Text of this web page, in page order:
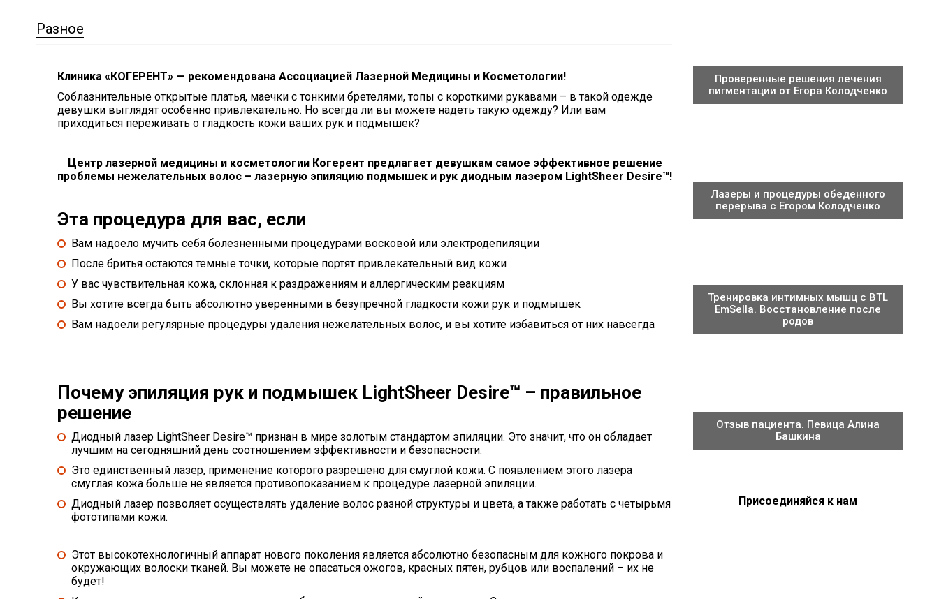
Разное
Клиника «КОГЕРЕНТ» — рекомендована Ассоциацией Лазерной Медицины и Косметологии!
Соблазнительные открытые платья, маечки с тонкими бретелями, топы с короткими рукавами – в такой одежде
девушки выглядят особенно привлекательно. Но всегда ли вы можете надеть такую одежду? Или вам
приходиться переживать о гладкость кожи ваших рук и подмышек?
Центр лазерной медицины и косметологии Когерент предлагает девушкам самое эффективное решение
проблемы нежелательных волос – лазерную эпиляцию подмышек и рук диодным лазером LightSheer Desire™!
Эта процедура для вас, если
Вам надоело мучить себя болезненными процедурами восковой или электродепиляции
После бритья остаются темные точки, которые портят привлекательный вид кожи
У вас чувствительная кожа, склонная к раздражениям и аллергическим реакциям
Вы хотите всегда быть абсолютно уверенными в безупречной гладкости кожи рук и подмышек
Вам надоели регулярные процедуры удаления нежелательных волос, и вы хотите избавиться от них навсегда
Почему эпиляция рук и подмышек LightSheer Desire™ – правильное
решение
Диодный лазер LightSheer Desire™ признан в мире золотым стандартом эпиляции. Это значит, что он обладает
лучшим на сегодняшний день соотношением эффективности и безопасности.
Это единственный лазер, применение которого разрешено для смуглой кожи. С появлением этого лазера
смуглая кожа больше не является противопоказанием к процедуре лазерной эпиляции.
Диодный лазер позволяет осуществлять удаление волос разной структуры и цвета, а также работать с четырьмя
фототипами кожи.
Этот высокотехнологичный аппарат нового поколения является абсолютно безопасным для кожного покрова и
окружающих волоски тканей. Вы можете не опасаться ожогов, красных пятен, рубцов или воспалений – их не
будет!
Проверенные решения лечения
пигментации от Егора Колодченко
Лазеры и процедуры обеденного
перерыва с Егором Колодченко
Тренировка интимных мышц с BTL
EmSella. Восстановление после
родов
Отзыв пациента. Певица Алина
Башкина
Присоединяйся к нам